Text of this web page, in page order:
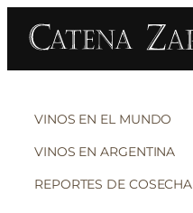
VINOS EN EL MUNDO
VINOS EN ARGENTINA
REPORTES DE COSECHA